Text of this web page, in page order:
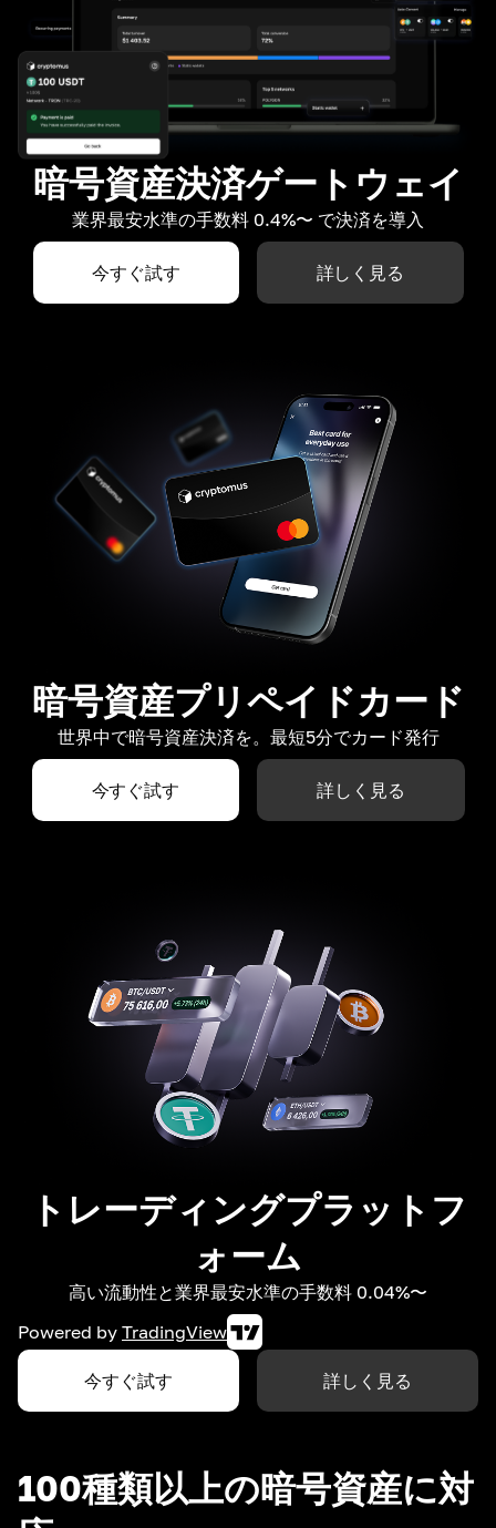
暗号資産決済ゲートウェイ
業界最安水準の手数料 0.4%〜 で決済を導入
今すぐ試す 詳しく見る
暗号資産プリペイドカード
世界中で暗号資産決済を。最短5分でカード発行
今すぐ試す 詳しく見る
トレーディングプラットフ
ォーム
高い流動性と業界最安水準の手数料 0.04%〜
Powered by TradingView
今すぐ試す 詳しく見る
100種類以上の暗号資産に対